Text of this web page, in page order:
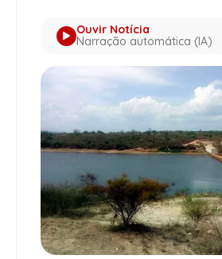
Ouvir Notícia
Narração automática (IA)